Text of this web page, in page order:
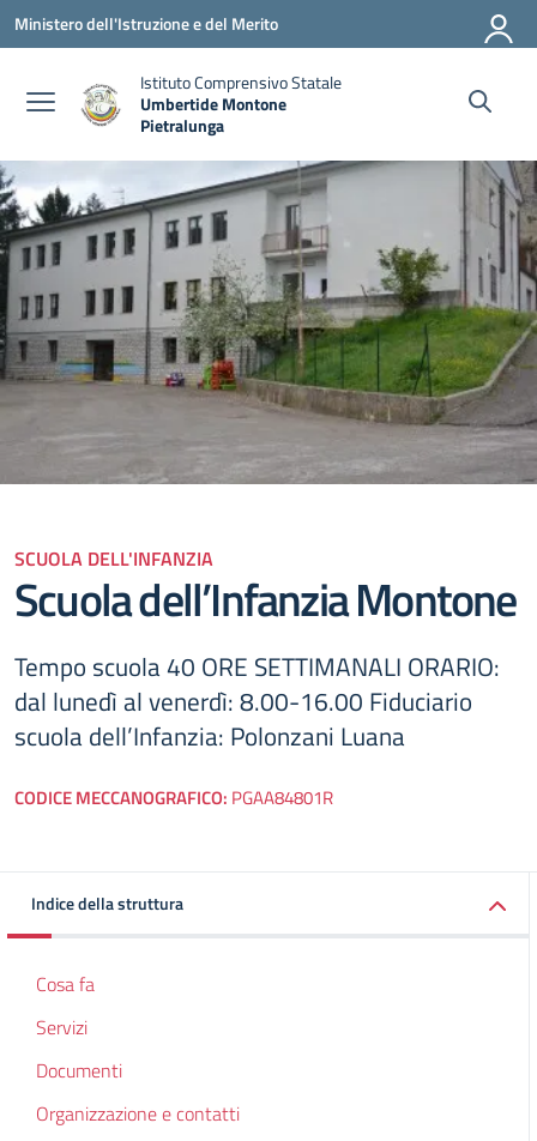
Vai ai contenuti
Vai al menu di navigazione
Vai al footer
Ministero dell'Istruzione e del Merito
Istituto Comprensivo Statale
Umbertide Montone
Pietralunga
SCUOLA DELL'INFANZIA
Scuola dell’Infanzia Montone
Tempo scuola 40 ORE SETTIMANALI ORARIO:
dal lunedì al venerdì: 8.00-16.00 Fiduciario
scuola dell’Infanzia: Polonzani Luana
CODICE MECCANOGRAFICO: PGAA84801R
Indice della struttura
Cosa fa
Servizi
Documenti
Organizzazione e contatti